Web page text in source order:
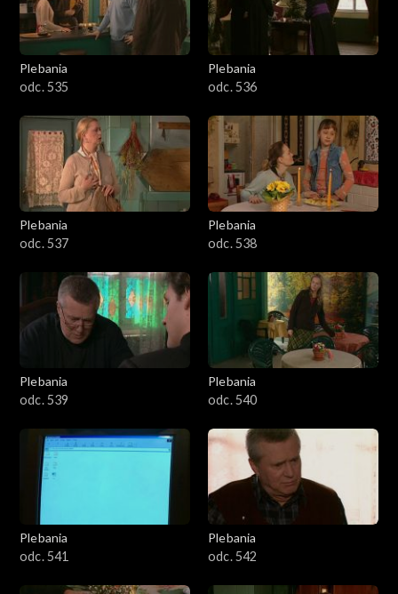
Plebania
odc. 535
Plebania
odc. 536
Plebania
odc. 537
Plebania
odc. 538
Plebania
odc. 539
Plebania
odc. 540
Plebania
odc. 541
Plebania
odc. 542